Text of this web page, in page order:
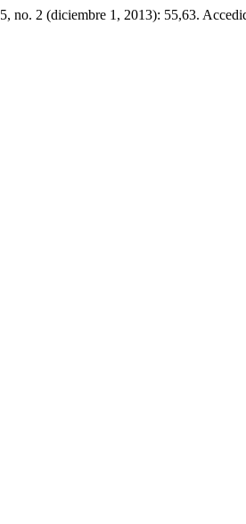
5, no. 2 (diciembre 1, 2013): 55,63.